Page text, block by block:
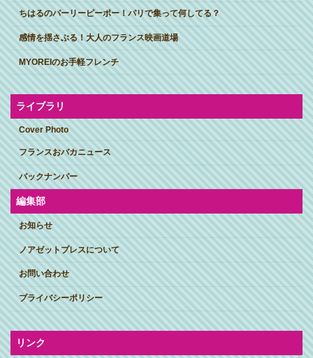
ちはるのパーリーピーポー！パリで集って何してる？
感情を揺さぶる！大人のフランス映画道場
MYOREIのお手軽フレンチ
ライブラリ
Cover Photo
フランスおバカニュース
バックナンバー
編集部
お知らせ
ノアゼットプレスについて
お問い合わせ
プライバシーポリシー
リンク